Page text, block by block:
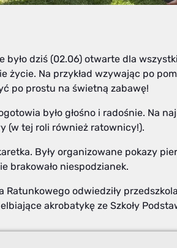
było dziś (02.06) otwarte dla
życie. Na przykład wzywając po
po prostu na świetną zabawę!
było głośno i radośnie. Na
(w tej roli również ratownicy!).
Były organizowane pokazy
brakowało niespodzianek.
odwiedziły
akrobatykę ze Szkoły